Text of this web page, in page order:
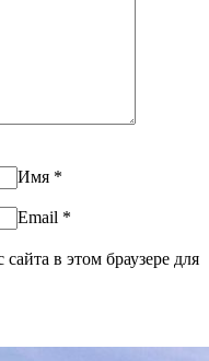
Имя *
Email *
в этом браузере для